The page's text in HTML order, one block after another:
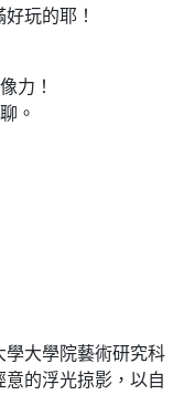
玩的耶！
力！
。
學大學院藝術研究科
的浮光掠影，以自